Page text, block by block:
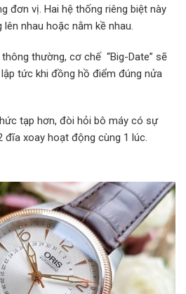
đơn vị. Hai hệ thống riêng biệt này
nhau hoặc nằm kề nhau.
thường, cơ chế “Big-Date” sẽ
tức khi đồng hồ điểm đúng nửa
tạp hơn, đòi hỏi bô máy có sự
đĩa xoay hoạt động cùng 1 lúc.